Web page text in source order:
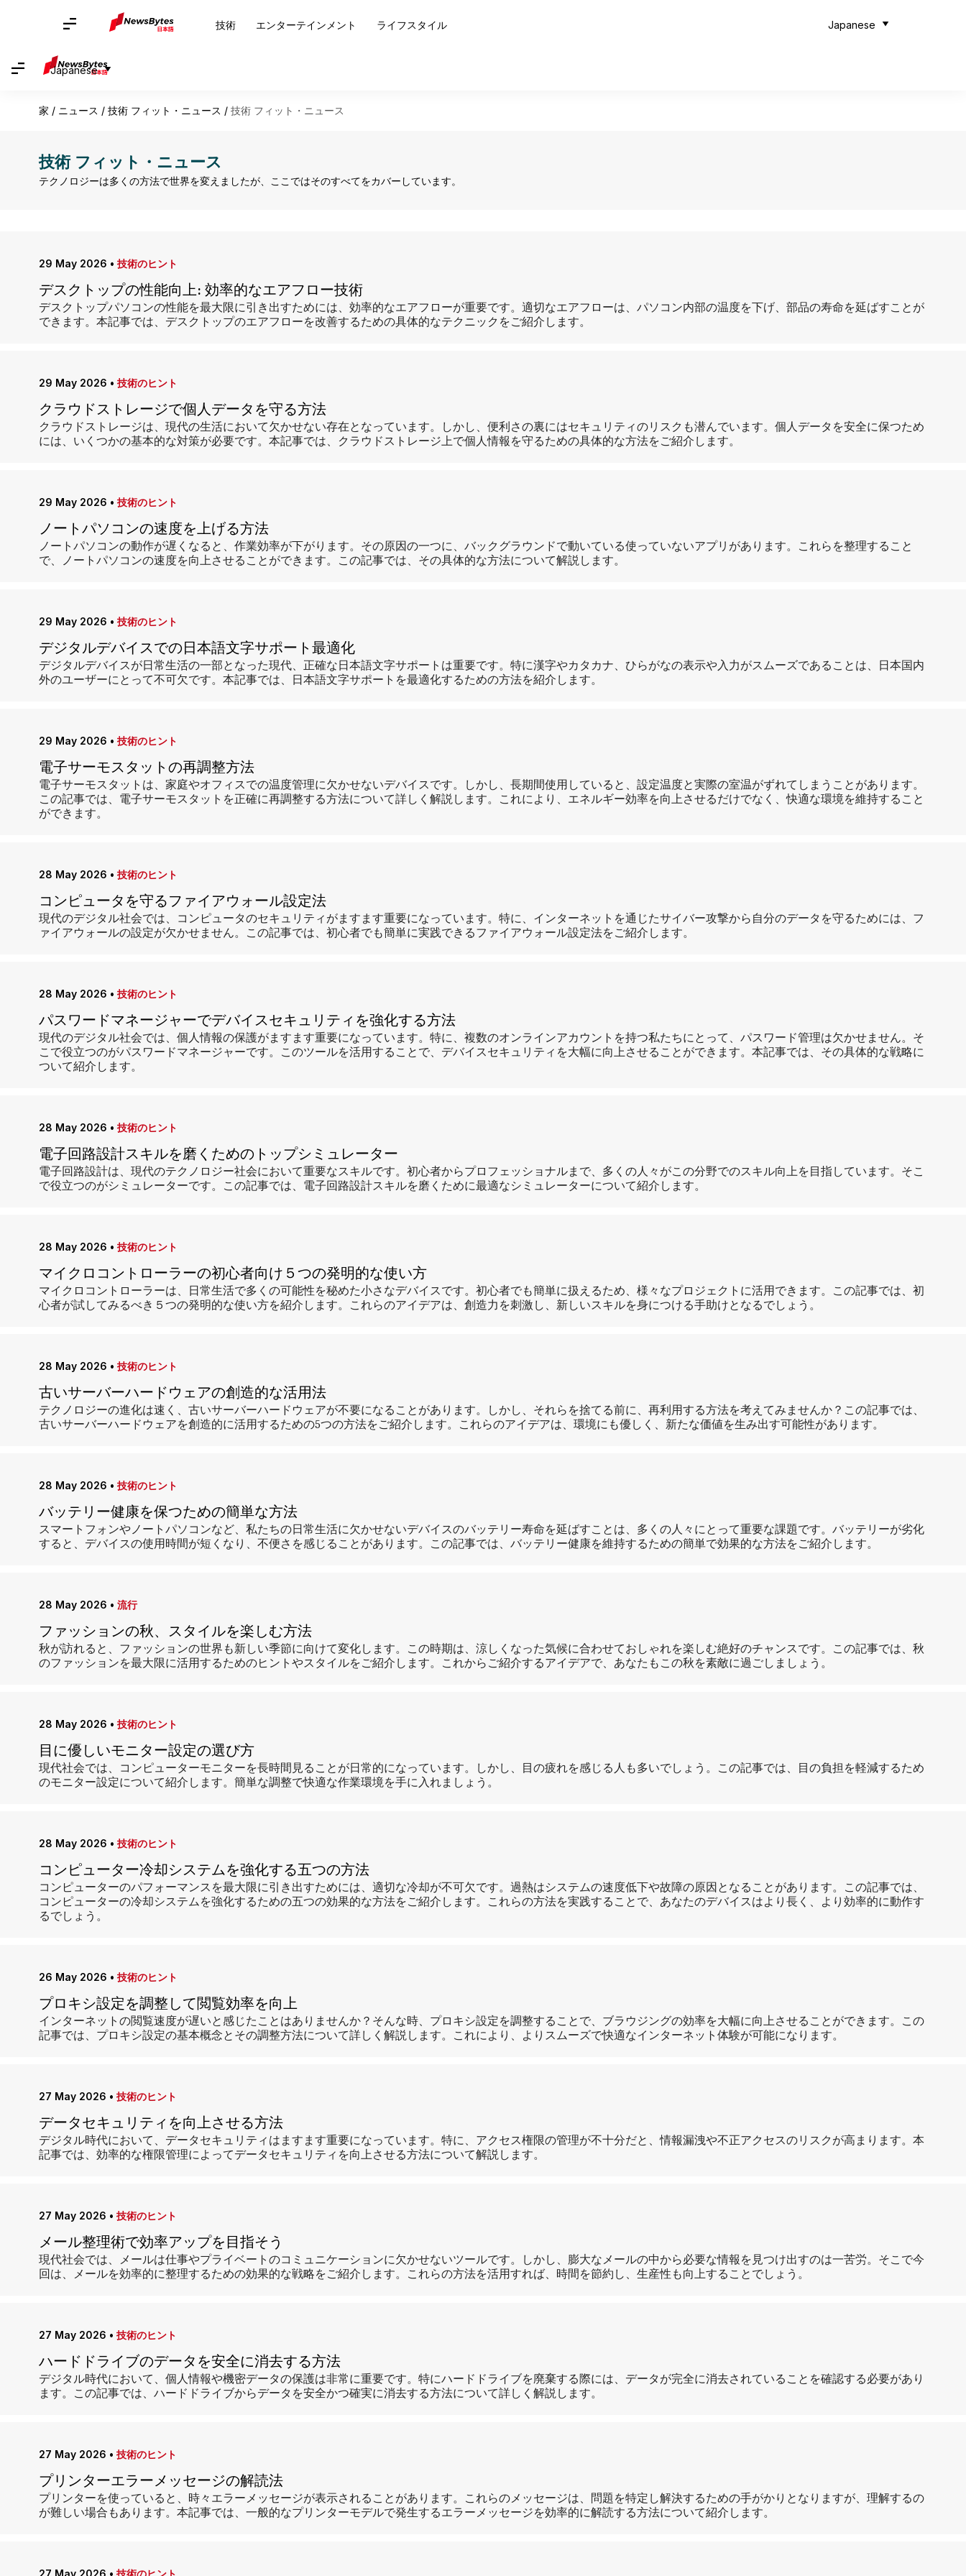
技術 エンターテインメント ライフスタイル Japanese
Japanese
家 / ニュース / 技術 フィット・ニュース / 技術 フィット・ニュース
技術 フィット・ニュース
テクノロジーは多くの方法で世界を変えましたが、ここではそのすべてをカバーしています。
29 May 2026 • 技術のヒント
デスクトップの性能向上: 効率的なエアフロー技術
デスクトップパソコンの性能を最大限に引き出すためには、効率的なエアフローが重要です。適切なエアフローは、パソコン内部の温度を下げ、部品の寿命を延ばすことが
できます。本記事では、デスクトップのエアフローを改善するための具体的なテクニックをご紹介します。
29 May 2026 • 技術のヒント
クラウドストレージで個人データを守る方法
クラウドストレージは、現代の生活において欠かせない存在となっています。しかし、便利さの裏にはセキュリティのリスクも潜んでいます。個人データを安全に保つため
には、いくつかの基本的な対策が必要です。本記事では、クラウドストレージ上で個人情報を守るための具体的な方法をご紹介します。
29 May 2026 • 技術のヒント
ノートパソコンの速度を上げる方法
ノートパソコンの動作が遅くなると、作業効率が下がります。その原因の一つに、バックグラウンドで動いている使っていないアプリがあります。これらを整理すること
で、ノートパソコンの速度を向上させることができます。この記事では、その具体的な方法について解説します。
29 May 2026 • 技術のヒント
デジタルデバイスでの日本語文字サポート最適化
デジタルデバイスが日常生活の一部となった現代、正確な日本語文字サポートは重要です。特に漢字やカタカナ、ひらがなの表示や入力がスムーズであることは、日本国内
外のユーザーにとって不可欠です。本記事では、日本語文字サポートを最適化するための方法を紹介します。
29 May 2026 • 技術のヒント
電子サーモスタットの再調整方法
電子サーモスタットは、家庭やオフィスでの温度管理に欠かせないデバイスです。しかし、長期間使用していると、設定温度と実際の室温がずれてしまうことがあります。
この記事では、電子サーモスタットを正確に再調整する方法について詳しく解説します。これにより、エネルギー効率を向上させるだけでなく、快適な環境を維持すること
ができます。
28 May 2026 • 技術のヒント
コンピュータを守るファイアウォール設定法
現代のデジタル社会では、コンピュータのセキュリティがますます重要になっています。特に、インターネットを通じたサイバー攻撃から自分のデータを守るためには、フ
ァイアウォールの設定が欠かせません。この記事では、初心者でも簡単に実践できるファイアウォール設定法をご紹介します。
28 May 2026 • 技術のヒント
パスワードマネージャーでデバイスセキュリティを強化する方法
現代のデジタル社会では、個人情報の保護がますます重要になっています。特に、複数のオンラインアカウントを持つ私たちにとって、パスワード管理は欠かせません。そ
こで役立つのがパスワードマネージャーです。このツールを活用することで、デバイスセキュリティを大幅に向上させることができます。本記事では、その具体的な戦略に
ついて紹介します。
28 May 2026 • 技術のヒント
電子回路設計スキルを磨くためのトップシミュレーター
電子回路設計は、現代のテクノロジー社会において重要なスキルです。初心者からプロフェッショナルまで、多くの人々がこの分野でのスキル向上を目指しています。そこ
で役立つのがシミュレーターです。この記事では、電子回路設計スキルを磨くために最適なシミュレーターについて紹介します。
28 May 2026 • 技術のヒント
マイクロコントローラーの初心者向け５つの発明的な使い方
マイクロコントローラーは、日常生活で多くの可能性を秘めた小さなデバイスです。初心者でも簡単に扱えるため、様々なプロジェクトに活用できます。この記事では、初
心者が試してみるべき５つの発明的な使い方を紹介します。これらのアイデアは、創造力を刺激し、新しいスキルを身につける手助けとなるでしょう。
28 May 2026 • 技術のヒント
古いサーバーハードウェアの創造的な活用法
テクノロジーの進化は速く、古いサーバーハードウェアが不要になることがあります。しかし、それらを捨てる前に、再利用する方法を考えてみませんか？この記事では、
古いサーバーハードウェアを創造的に活用するための5つの方法をご紹介します。これらのアイデアは、環境にも優しく、新たな価値を生み出す可能性があります。
28 May 2026 • 技術のヒント
バッテリー健康を保つための簡単な方法
スマートフォンやノートパソコンなど、私たちの日常生活に欠かせないデバイスのバッテリー寿命を延ばすことは、多くの人々にとって重要な課題です。バッテリーが劣化
すると、デバイスの使用時間が短くなり、不便さを感じることがあります。この記事では、バッテリー健康を維持するための簡単で効果的な方法をご紹介します。
28 May 2026 • 流行
ファッションの秋、スタイルを楽しむ方法
秋が訪れると、ファッションの世界も新しい季節に向けて変化します。この時期は、涼しくなった気候に合わせておしゃれを楽しむ絶好のチャンスです。この記事では、秋
のファッションを最大限に活用するためのヒントやスタイルをご紹介します。これからご紹介するアイデアで、あなたもこの秋を素敵に過ごしましょう。
28 May 2026 • 技術のヒント
目に優しいモニター設定の選び方
現代社会では、コンピューターモニターを長時間見ることが日常的になっています。しかし、目の疲れを感じる人も多いでしょう。この記事では、目の負担を軽減するため
のモニター設定について紹介します。簡単な調整で快適な作業環境を手に入れましょう。
28 May 2026 • 技術のヒント
コンピューター冷却システムを強化する五つの方法
コンピューターのパフォーマンスを最大限に引き出すためには、適切な冷却が不可欠です。過熱はシステムの速度低下や故障の原因となることがあります。この記事では、
コンピューターの冷却システムを強化するための五つの効果的な方法をご紹介します。これらの方法を実践することで、あなたのデバイスはより長く、より効率的に動作す
るでしょう。
26 May 2026 • 技術のヒント
プロキシ設定を調整して閲覧効率を向上
インターネットの閲覧速度が遅いと感じたことはありませんか？そんな時、プロキシ設定を調整することで、ブラウジングの効率を大幅に向上させることができます。この
記事では、プロキシ設定の基本概念とその調整方法について詳しく解説します。これにより、よりスムーズで快適なインターネット体験が可能になります。
27 May 2026 • 技術のヒント
データセキュリティを向上させる方法
デジタル時代において、データセキュリティはますます重要になっています。特に、アクセス権限の管理が不十分だと、情報漏洩や不正アクセスのリスクが高まります。本
記事では、効率的な権限管理によってデータセキュリティを向上させる方法について解説します。
27 May 2026 • 技術のヒント
メール整理術で効率アップを目指そう
現代社会では、メールは仕事やプライベートのコミュニケーションに欠かせないツールです。しかし、膨大なメールの中から必要な情報を見つけ出すのは一苦労。そこで今
回は、メールを効率的に整理するための効果的な戦略をご紹介します。これらの方法を活用すれば、時間を節約し、生産性も向上することでしょう。
27 May 2026 • 技術のヒント
ハードドライブのデータを安全に消去する方法
デジタル時代において、個人情報や機密データの保護は非常に重要です。特にハードドライブを廃棄する際には、データが完全に消去されていることを確認する必要があり
ます。この記事では、ハードドライブからデータを安全かつ確実に消去する方法について詳しく解説します。
27 May 2026 • 技術のヒント
プリンターエラーメッセージの解読法
プリンターを使っていると、時々エラーメッセージが表示されることがあります。これらのメッセージは、問題を特定し解決するための手がかりとなりますが、理解するの
が難しい場合もあります。本記事では、一般的なプリンターモデルで発生するエラーメッセージを効率的に解読する方法について紹介します。
27 May 2026 • 技術のヒント